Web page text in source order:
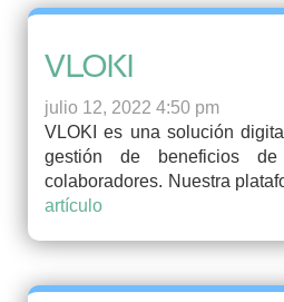
VLOKI
julio 12, 2022 4:50 pm
VLOKI es una solución
gestión de beneficios de
colaboradores. Nuestra
artículo